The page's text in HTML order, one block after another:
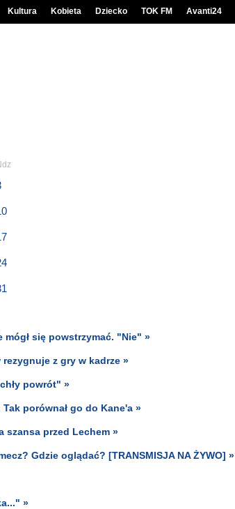
Kultura Kobieta Dziecko TOK FM Avanti24
się powstrzymać. "Nie" »
z gry w kadrze »
powrót" »
porównał go do Kane'a »
szansa przed Lechem »
Gdzie oglądać? [TRANSMISJA NA ŻYWO] »
»